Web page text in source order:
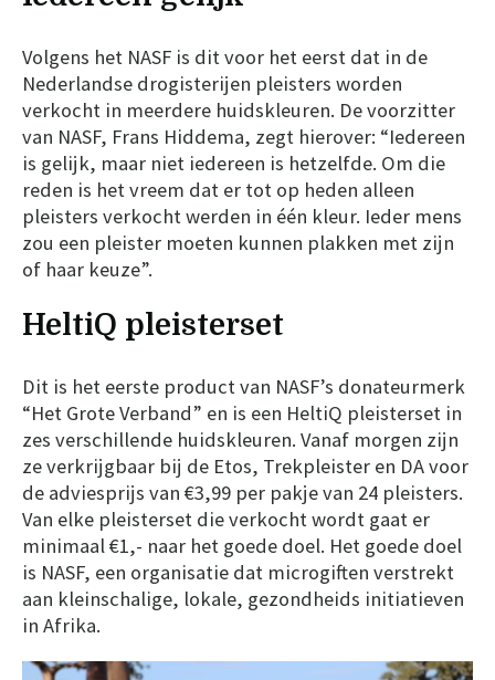
Volgens het NASF is dit voor het eerst dat in de
Nederlandse drogisterijen pleisters worden
verkocht in meerdere huidskleuren. De voorzitter
van NASF, Frans Hiddema, zegt hierover: “Iedereen
is gelijk, maar niet iedereen is hetzelfde. Om die
reden is het vreem dat er tot op heden alleen
pleisters verkocht werden in één kleur. Ieder mens
zou een pleister moeten kunnen plakken met zijn
of haar keuze”.
HeltiQ pleisterset
Dit is het eerste product van NASF’s donateurmerk
“Het Grote Verband” en is een HeltiQ pleisterset in
zes verschillende huidskleuren. Vanaf morgen zijn
ze verkrijgbaar bij de Etos, Trekpleister en DA voor
de adviesprijs van €3,99 per pakje van 24 pleisters.
Van elke pleisterset die verkocht wordt gaat er
minimaal €1,- naar het goede doel. Het goede doel
is NASF, een organisatie dat microgiften verstrekt
aan kleinschalige, lokale, gezondheids initiatieven
in Afrika.